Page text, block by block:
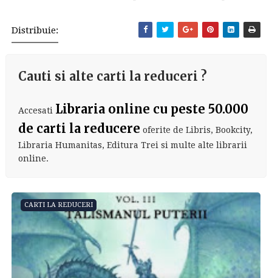
Distribuie:
Cauti si alte carti la reduceri ?
Accesati Libraria online cu peste 50.000
de carti la reducere oferite de Libris, Bookcity,
Libraria Humanitas, Editura Trei si multe alte librarii
online.
CARTI LA REDUCERI